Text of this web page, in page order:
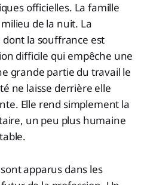
officielles. La famille
de la nuit. La
la souffrance est
difficile qui empêche une
grande partie du travail le
ne laisse derrière elle
Elle rend simplement la
un peu plus humaine
apparus dans les